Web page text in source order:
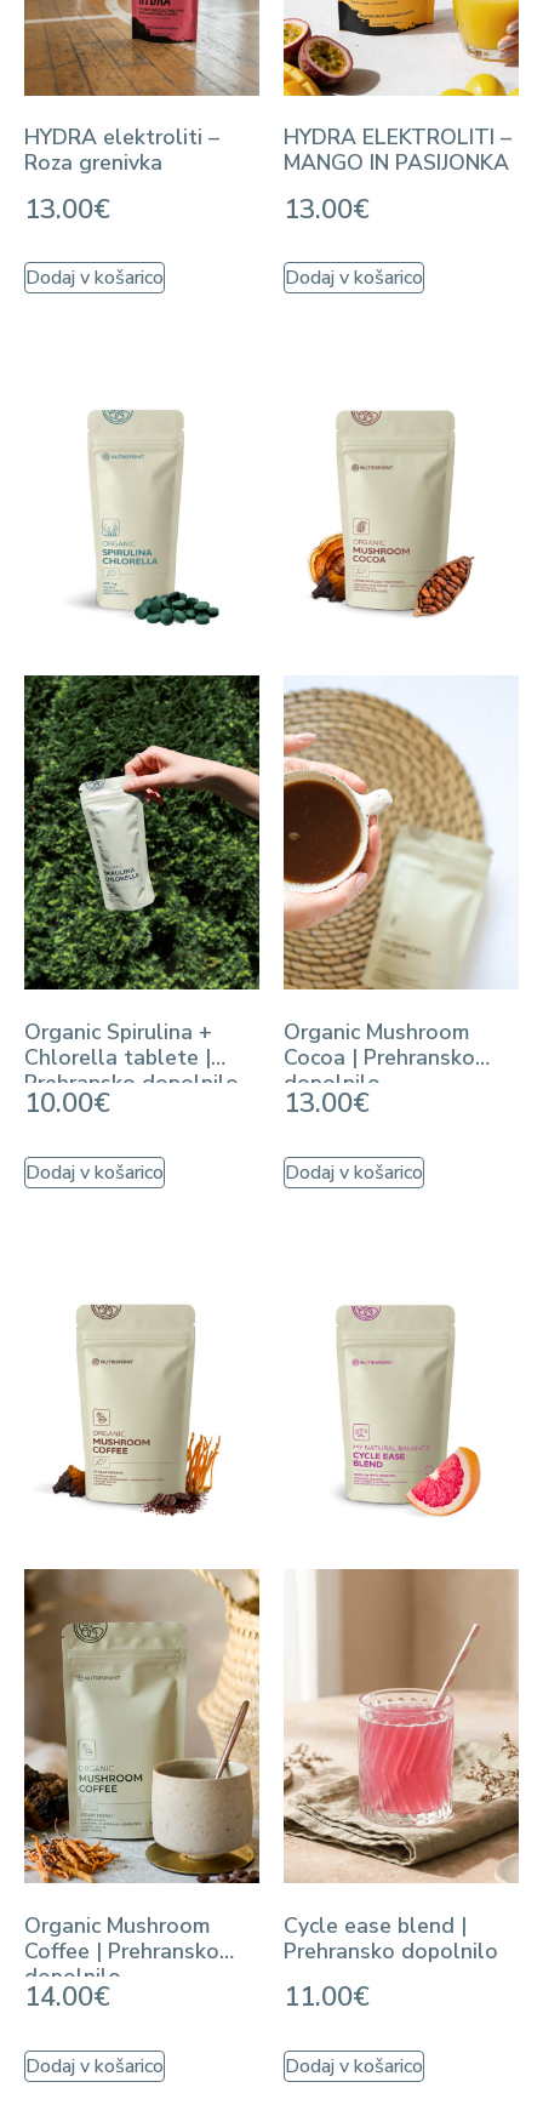
HYDRA elektroliti –
Roza grenivka
13.00€
Dodaj v košarico
HYDRA ELEKTROLITI –
MANGO IN PASIJONKA
13.00€
Dodaj v košarico
Organic Spirulina +
Chlorella tablete |
Prehransko dopolnilo
10.00€
Dodaj v košarico
Organic Mushroom
Cocoa | Prehransko
dopolnilo
13.00€
Dodaj v košarico
Organic Mushroom
Coffee | Prehransko
dopolnilo
14.00€
Dodaj v košarico
Cycle ease blend |
Prehransko dopolnilo
11.00€
Dodaj v košarico